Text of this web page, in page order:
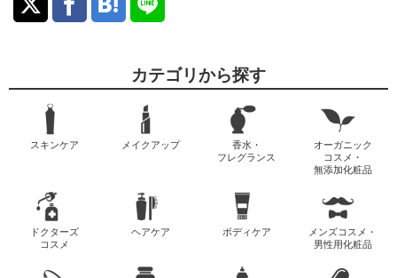
カテゴリから探す
スキンケア メイクアップ
香水・
フレグランス
オーガニック
コスメ・
無添加化粧品
ドクターズ
コスメ
ヘアケア ボディケア
メンズコスメ・
男性用化粧品